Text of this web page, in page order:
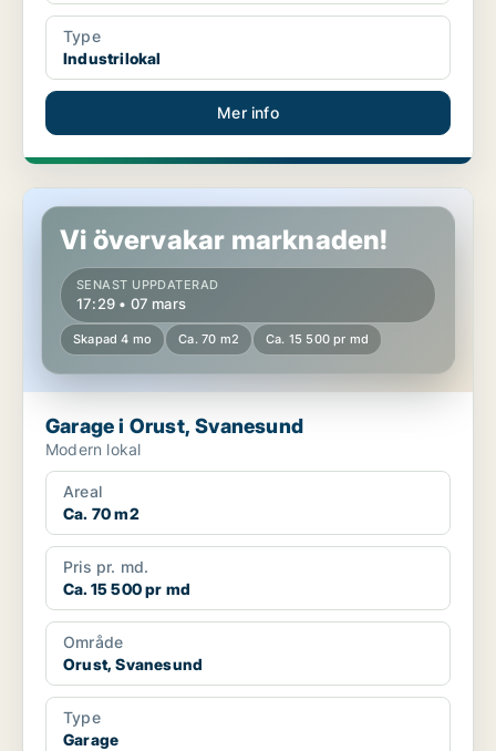
Type
Industrilokal
Mer info
Garage i Orust, Svanesund
Vi övervakar marknaden!
SENAST UPPDATERAD
17:29 • 07 mars
Skapad 4 mo Ca. 70 m2 Ca. 15 500 pr md
Garage i Orust, Svanesund
Modern lokal
Areal
Ca. 70 m2
Pris pr. md.
Ca. 15 500 pr md
Område
Orust, Svanesund
Type
Garage